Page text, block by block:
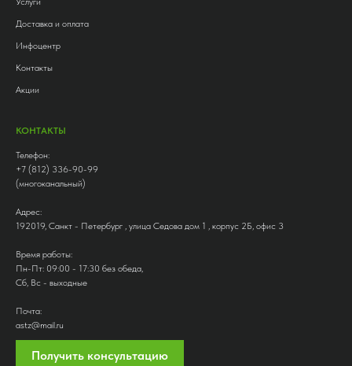
Доставка и оплата
Инфоцентр
Контакты
Акции
КОНТАКТЫ
Телефон:
+7 (812) 336-90-99
(многоканальный)
Адрес:
192019, Санкт - Петербург , улица Седова дом 1 , корпус 2Б, офис 3
Время работы:
Пн-Пт: 09:00 - 17:30 без обеда,
Сб, Вс - выходные
Почта:
astz@mail.ru
Получить консультацию